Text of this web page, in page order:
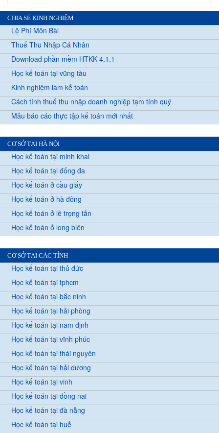
CHIA SẺ KINH NGHIỆM
Lệ Phí Môn Bài
Thuế Thu Nhập Cá Nhân
Download phần mềm HTKK 4.1.1
Học kế toán tại vũng tàu
Kinh nghiệm làm kế toán
Cách tính thuế thu nhập doanh nghiệp tạm tính quý
Mẫu báo cáo thực tập kế toán mới nhất
CƠ SỞ TẠI HÀ NỘI
Học kế toán tại minh khai
Học kế toán tại đống đa
Học kế toán ở cầu giấy
Học kế toán ở hà đông
Học kế toán ở lê trọng tấn
Học kế toán ở long biên
CƠ SỞ TẠI CÁC TỈNH
Học kế toán tại thủ đức
Học kế toán tại tphcm
Học kế toán tại bắc ninh
Học kế toán tại hải phòng
Học kế toán tại nam định
Học kế toán tại vĩnh phúc
Học kế toán tại thái nguyên
Học kế toán tại hải dương
Học kế toán tại vinh
Học kế toán tại đồng nai
Học kế toán tại đà nẵng
Học kế toán tại huế